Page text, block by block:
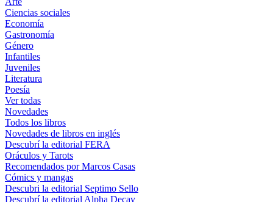
Ciencias sociales
Economía
Gastronomía
Género
Infantiles
Juveniles
Literatura
Poesía
Ver todas
Novedades
Todos los libros
Novedades de libros en inglés
Descubrí la editorial FERA
Oráculos y Tarots
Recomendados por Marcos Casas
Cómics y mangas
Descubri la editorial Septimo Sello
Descubrí la editorial Alpha Decay